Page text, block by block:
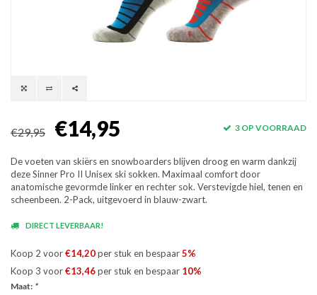
€29,95 €14,95 3 OP VOORRAAD
De voeten van skiërs en snowboarders blijven droog en warm dankzij
deze Sinner Pro II Unisex ski sokken. Maximaal comfort door
anatomische gevormde linker en rechter sok. Verstevigde hiel, tenen en
scheenbeen. 2-Pack, uitgevoerd in blauw-zwart.
DIRECT LEVERBAAR!
Koop 2 voor€14,20per stuk en bespaar5%
Koop 3 voor€13,46per stuk en bespaar 10%
Maat: *